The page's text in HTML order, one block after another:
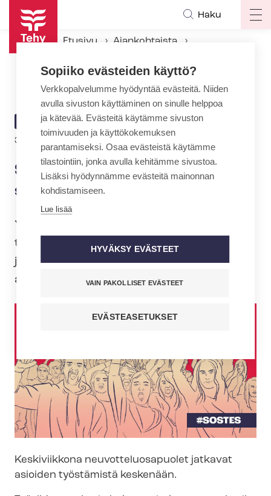
Hyppää
pääsisältöön
Haku
Etusivu
Ajankohtaista
SOSTESin työriidan sovittelua jatketaan
ARTIKKELIN
KATEGORIA
AJANKOHTAISTA
3.2.2026 | 11:52
SOSTESin työriidan
sovittelua jatketaan
Yksityisen so­si­aa­li­pal­ve­lua­lan
työehtosopimuksen työriidan sovittelu
jatkui tiistaina (3.2.), koko aamupäivän
ajan.
Keskiviikkona neu­vot­te­luos­a­puo­let jatkavat
asioiden työstämistä keskenään.
Sopiiko evästeiden käyttö?
Verkkopalvelumme hyödyntää evästeitä. Niiden
avulla sivuston käyttäminen on sinulle helppoa
ja kätevää. Evästeitä käytämme sivuston
toimivuuden ja käyttökokemuksen
parantamiseksi. Osaa evästeistä käytämme
tilastointiin, jonka avulla kehitämme sivustoa.
Lisäksi hyödynnämme evästeitä mainonnan
kohdistamiseen.
Lue lisää
HYVÄKSY EVÄSTEET
VAIN PAKOLLISET EVÄSTEET
EVÄSTEASETUKSET